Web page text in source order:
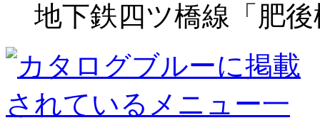
地下鉄四ツ橋線「肥